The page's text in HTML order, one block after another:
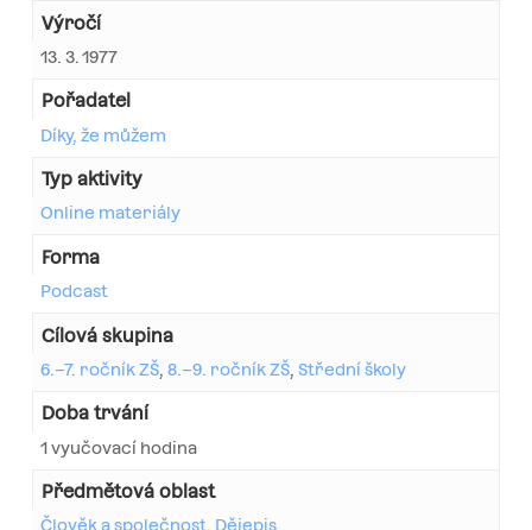
Výročí
13. 3. 1977
Pořadatel
Díky, že můžem
Typ aktivity
Online materiály
Forma
Podcast
Cílová skupina
6.–7. ročník ZŠ, 8.–9. ročník ZŠ, Střední školy
Doba trvání
1 vyučovací hodina
Předmětová oblast
Člověk a společnost, Dějepis